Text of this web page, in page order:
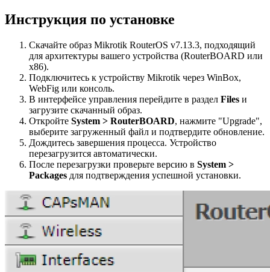
Инструкция по установке
Скачайте образ Mikrotik RouterOS v7.13.3, подходящий
для архитектуры вашего устройства (RouterBOARD или
x86).
Подключитесь к устройству Mikrotik через WinBox,
WebFig или консоль.
В интерфейсе управления перейдите в раздел Files и
загрузите скачанный образ.
Откройте System > RouterBOARD, нажмите "Upgrade",
выберите загруженный файл и подтвердите обновление.
Дождитесь завершения процесса. Устройство
перезагрузится автоматически.
После перезагрузки проверьте версию в System >
Packages для подтверждения успешной установки.